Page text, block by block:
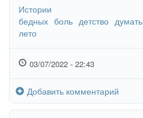
Истории
бедных боль детство думать
лето
03/07/2022 - 22:43
Добавить комментарий